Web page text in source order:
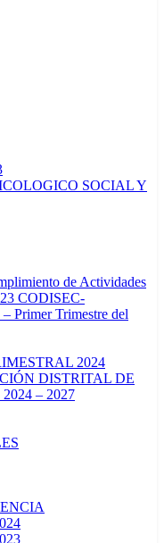
SOCIAL Y
de Actividades
CODISEC-
Primer Trimestre del
2024
DISTRITAL DE
– 2027